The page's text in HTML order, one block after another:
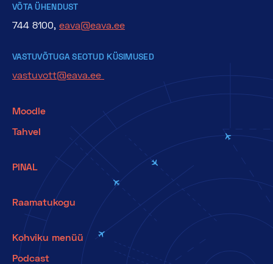
VÕTA ÜHENDUST
744 8100, eava@eava.ee
VASTUVÕTUGA SEOTUD KÜSIMUSED
vastuvott@eava.ee
Moodle
Tahvel
PINAL
Raamatukogu
Kohviku menüü
Podcast